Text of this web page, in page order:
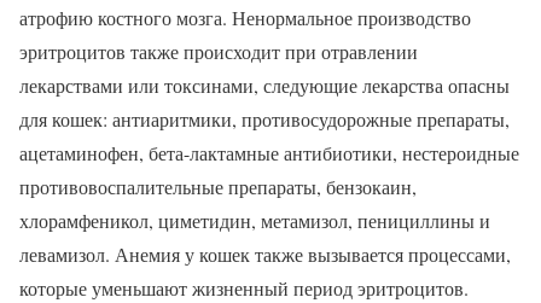
атрофию костного мозга. Ненормальное производство
эритроцитов также происходит при отравлении
лекарствами или токсинами, следующие лекарства опасны
для кошек: антиаритмики, противосудорожные препараты,
ацетаминофен, бета-лактамные антибиотики, нестероидные
противовоспалительные препараты, бензокаин,
хлорамфеникол, циметидин, метамизол, пенициллины и
левамизол. Анемия у кошек также вызывается процессами,
которые уменьшают жизненный период эритроцитов.